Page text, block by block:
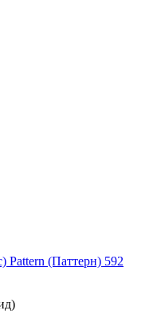
Pattern (Паттерн) 592